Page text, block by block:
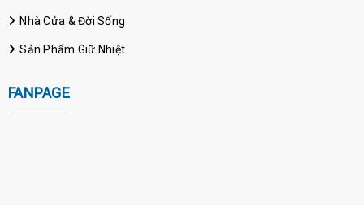
Nhà Cửa & Đời Sống
Sản Phẩm Giữ Nhiệt
FANPAGE